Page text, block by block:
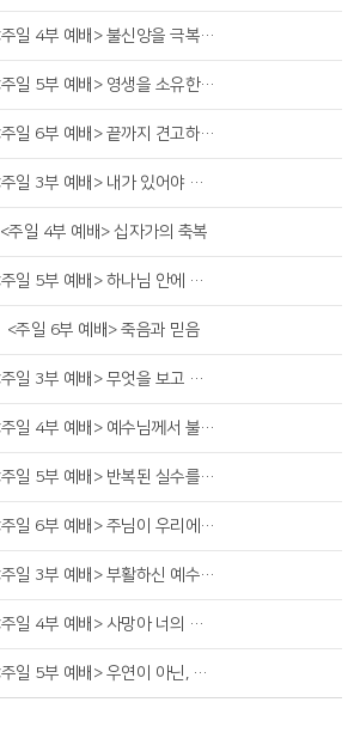
<주일 4부 예배> 불신앙을 극복하라
<주일 5부 예배> 영생을 소유한 연약한 인간
<주일 6부 예배> 끝까지 견고하게 하시리라
<주일 3부 예배> 내가 있어야 할 자리
<주일 4부 예배> 십자가의 축복
<주일 5부 예배> 하나님 안에 거하는 것
<주일 6부 예배> 죽음과 믿음
<주일 3부 예배> 무엇을 보고 있나요?
<주일 4부 예배> 예수님께서 불쌍히 여기사
<주일 5부 예배> 반복된 실수를 딛고 일어서는 두 가지 방법
<주일 6부 예배> 주님이 우리에게 원하시는 것
<주일 3부 예배> 부활하신 예수님을 만난 사람들
<주일 4부 예배> 사망아 너의 승리가 어디 있느냐?
<주일 5부 예배> 우연이 아닌, 운명의 시작